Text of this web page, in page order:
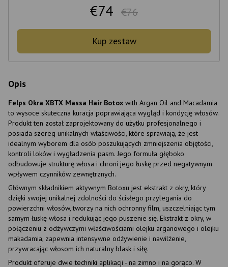
€74 €76
Kup zestaw
Opis
Felps Okra XBTX Massa Hair Botox with Argan Oil and Macadamia
to wysoce skuteczna kuracja poprawiająca wygląd i kondycję włosów.
Produkt ten został zaprojektowany do użytku profesjonalnego i
posiada szereg unikalnych właściwości, które sprawiają, że jest
idealnym wyborem dla osób poszukujących zmniejszenia objętości,
kontroli loków i wygładzenia pasm. Jego formuła głęboko
odbudowuje strukturę włosa i chroni jego łuskę przed negatywnym
wpływem czynników zewnętrznych.
Głównym składnikiem aktywnym Botoxu jest ekstrakt z okry, który
dzięki swojej unikalnej zdolności do ścisłego przylegania do
powierzchni włosów, tworzy na nich ochronny film, uszczelniając tym
samym łuskę włosa i redukując jego puszenie się. Ekstrakt z okry, w
połączeniu z odżywczymi właściwościami olejku arganowego i olejku
makadamia, zapewnia intensywne odżywienie i nawilżenie,
przywracając włosom ich naturalny blask i siłę.
Produkt oferuje dwie techniki aplikacji - na zimno i na gorąco. W